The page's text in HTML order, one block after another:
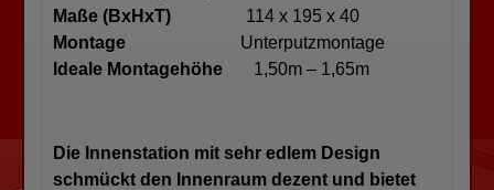
Maße (BxHxT) 114 x 195 x 40
Montage
Unterputzmontage
Ideale Montagehöhe 1,50m – 1,65m
Die Innenstation mit sehr edlem Design
schmückt den Innenraum dezent und bietet